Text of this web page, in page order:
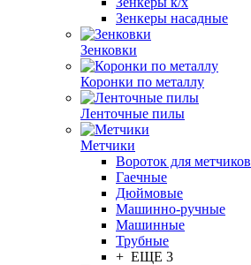
Зенкеры насадные
Зенковки
Коронки по металлу
Ленточные пилы
Метчики
Вороток для метчиков
Гаечные
Дюймовые
Машинно-ручные
Машинные
Трубные
+ ЕЩЕ 3